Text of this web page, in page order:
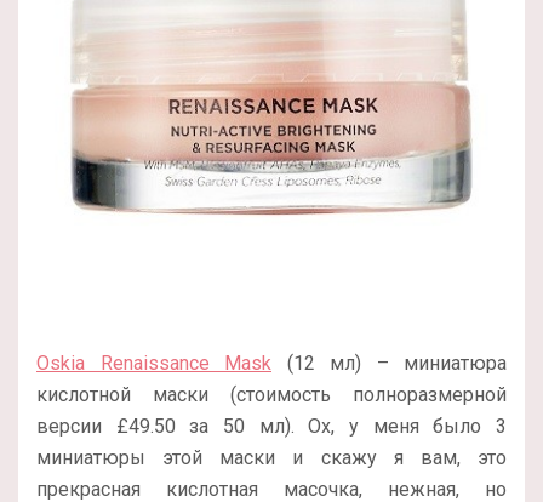
Oskia Renaissance Mask (12 мл) – миниатюра
кислотной маски (стоимость полноразмерной
версии £49.50 за 50 мл). Ох, у меня было 3
миниатюры этой маски и скажу я вам, это
прекрасная кислотная масочка, нежная, но